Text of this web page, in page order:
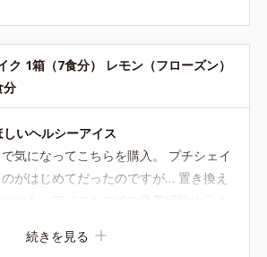
ク 1箱（7食分） レモン（フローズン）
分
いヘルシーアイス
気になってこちらを購入。 プチシェイ
がはじめてだったのですが… 置き換え
かりと空腹感を抑えてくれてる気がしま
続きを見る